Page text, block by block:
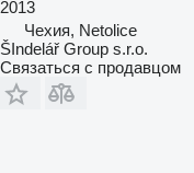
2013
Чехия, Netolice
ŠIndelář Group s.r.o.
Связаться с продавцом